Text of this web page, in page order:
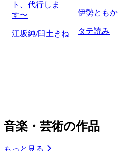
ト、代行しま
す〜
江坂純/臼土きね
伊勢ともか
タテ読み
音楽・芸術の作品
もっと見る